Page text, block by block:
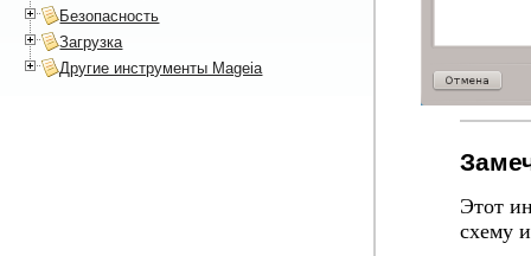
Этот
схему
Безопасность
Загрузка
Другие инструменты Mageia